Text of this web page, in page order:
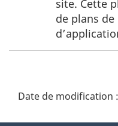
site. Cette
de plans
é
Date de modification :